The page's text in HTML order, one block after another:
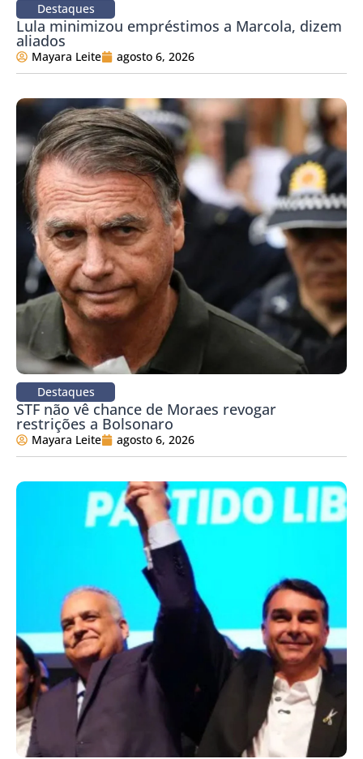
Destaques
Lula minimizou empréstimos a Marcola, dizem
aliados
Mayara Leite agosto 6, 2026
Destaques
STF não vê chance de Moraes revogar
restrições a Bolsonaro
Mayara Leite agosto 6, 2026